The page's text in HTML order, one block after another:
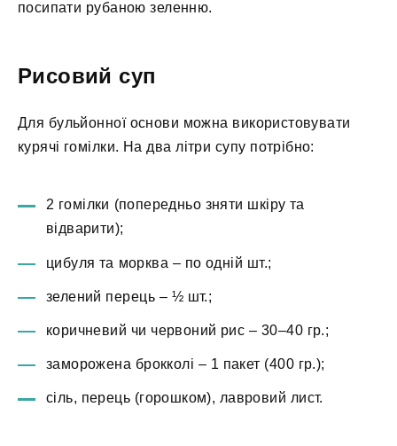
посипати рубаною зеленню.
Рисовий суп
Для бульйонної основи можна використовувати
курячі гомілки. На два літри супу потрібно:
2 гомілки (попередньо зняти шкіру та
відварити);
цибуля та морква – по одній шт.;
зелений перець – ½ шт.;
коричневий чи червоний рис – 30–40 гр.;
заморожена брокколі – 1 пакет (400 гр.);
сіль, перець (горошком), лавровий лист.